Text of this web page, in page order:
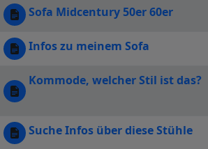
Sofa Midcentury 50er 60er
Infos zu meinem Sofa
Kommode, welcher Stil ist das?
Suche Infos über diese Stühle